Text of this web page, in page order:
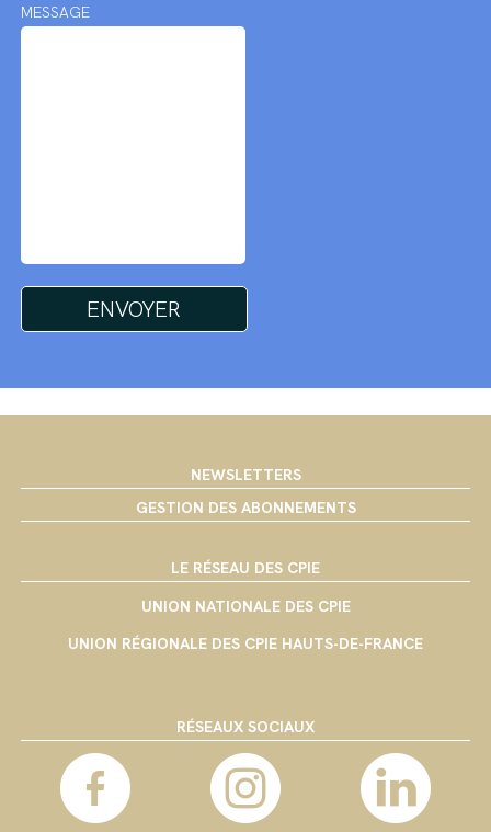
MESSAGE
NEWSLETTERS
GESTION DES ABONNEMENTS
LE RÉSEAU DES CPIE
UNION NATIONALE DES CPIE
UNION RÉGIONALE DES CPIE HAUTS-DE-FRANCE
RÉSEAUX SOCIAUX